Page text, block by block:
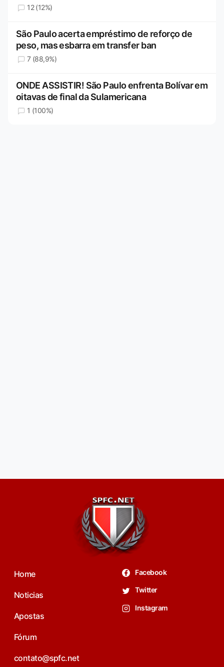
12 (12%)
São Paulo acerta empréstimo de reforço de
peso, mas esbarra em transfer ban
7 (88,9%)
ONDE ASSISTIR! São Paulo enfrenta Bolívar em
oitavas de final da Sulamericana
1 (100%)
Home
Noticias
Apostas
Fórum
contato@spfc.net
Facebook
Twitter
Instagram